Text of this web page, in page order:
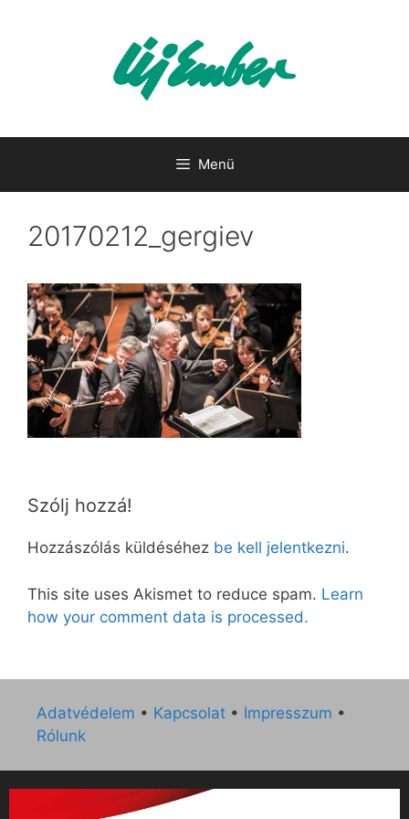
Menü
20170212_gergiev
Szólj hozzá!
Hozzászólás küldéséhez be kell jelentkezni.
This site uses Akismet to reduce spam. Learn
how your comment data is processed.
Adatvédelem • Kapcsolat • Impresszum •
Rólunk